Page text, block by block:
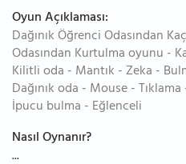
Oyun Açıklaması:
Dağınık Öğrenci Odasından
Odasından Kurtulma oyunu -
Kilitli oda - Mantık - Zeka -
Dağınık oda - Mouse -
İpucu bulma - Eğlenceli
Nasıl Oynanır?
...